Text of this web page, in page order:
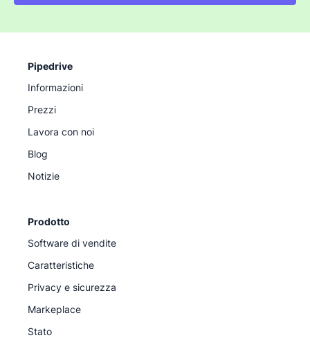
Pipedrive
Informazioni
Prezzi
Lavora con noi
Blog
Notizie
Prodotto
Software di vendite
Caratteristiche
Privacy e sicurezza
Markeplace
Stato